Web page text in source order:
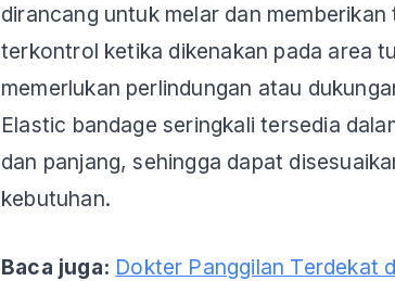
dirancang untuk melar dan memberikan
terkontrol ketika dikenakan pada area
memerlukan perlindungan atau
Elastic bandage seringkali tersedia
dan panjang, sehingga dapat
kebutuhan.
Baca juga: Dokter Panggilan Terdekat